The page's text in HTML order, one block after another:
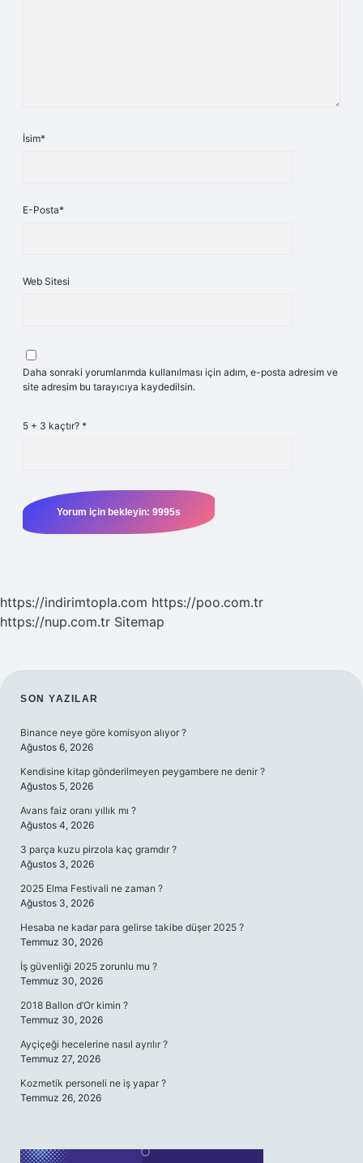
İsim*
E-Posta*
Web Sitesi
Daha sonraki yorumlarımda kullanılması için adım, e-posta adresim ve
site adresim bu tarayıcıya kaydedilsin.
5 + 3 kaçtır? *
https://indirimtopla.com https://poo.com.tr
https://nup.com.tr Sitemap
SIDEBAR
SON YAZILAR
Binance neye göre komisyon alıyor ?
Ağustos 6, 2026
Kendisine kitap gönderilmeyen peygambere ne denir ?
Ağustos 5, 2026
Avans faiz oranı yıllık mı ?
Ağustos 4, 2026
3 parça kuzu pirzola kaç gramdır ?
Ağustos 3, 2026
2025 Elma Festivali ne zaman ?
Ağustos 3, 2026
Hesaba ne kadar para gelirse takibe düşer 2025 ?
Temmuz 30, 2026
İş güvenliği 2025 zorunlu mu ?
Temmuz 30, 2026
2018 Ballon d’Or kimin ?
Temmuz 30, 2026
Ayçiçeği hecelerine nasıl ayrılır ?
Temmuz 27, 2026
Kozmetik personeli ne iş yapar ?
Temmuz 26, 2026